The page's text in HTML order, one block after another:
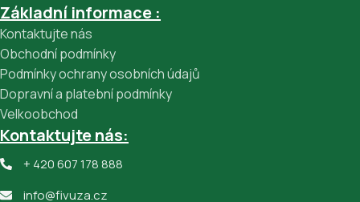
Základní informace :
Kontaktujte nás
Obchodní podmínky
Podmínky ochrany osobních údajů
Dopravní a platební podmínky
Velkoobchod
Kontaktujte nás:
+ 420 607 178 888
info@fivuza.cz